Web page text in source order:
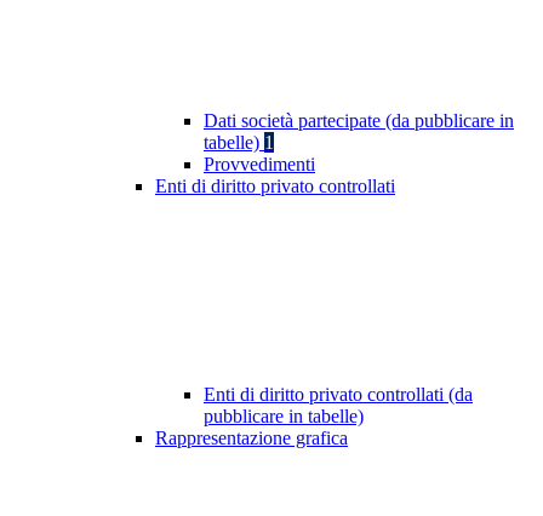
Dati società partecipate (da pubblicare in
tabelle) 1
Provvedimenti
Enti di diritto privato controllati
Enti di diritto privato controllati (da
pubblicare in tabelle)
Rappresentazione grafica